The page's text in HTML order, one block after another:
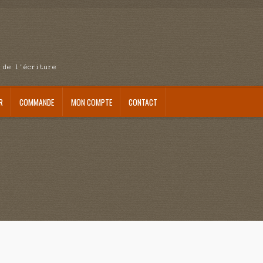
de l'écriture
COMMANDE MON COMPTE CONTACT